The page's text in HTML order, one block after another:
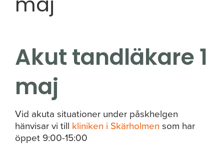
Akut tandläkare 1
maj
Vid akuta situationer under påskhelgen
hänvisar vi till kliniken i Skärholmen som har
öppet 9:00-15:00